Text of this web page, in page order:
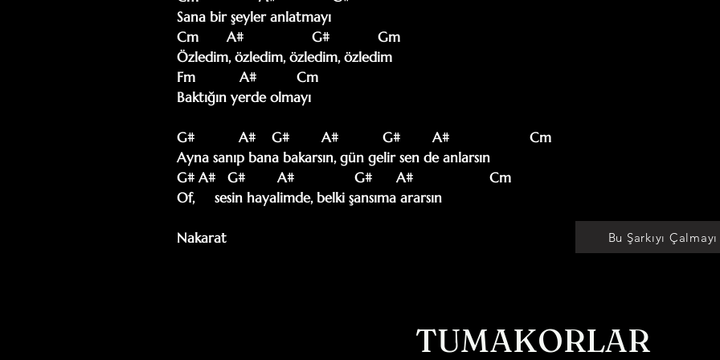
Sana bir şeyler anlatmayı
Cm       A#                 G#            Gm
Özledim, özledim, özledim, özledim
Fm           A#          Cm
Baktığın yerde olmayı
G#           A#    G#        A#           G#        A#                    Cm
Ayna sanıp bana bakarsın, gün gelir sen de anlarsın
G# A#   G#        A#               G#      A#                   Cm
Of,     sesin hayalimde, belki şansıma ararsın
Nakarat Bu Şarkıyı
TUMAKORLAR